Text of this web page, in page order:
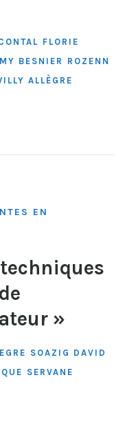
FLORIE
BESNIER
ROZENN
ALLÈGRE
EN
techniques
»
SOAZIG DAVID
SERVANE